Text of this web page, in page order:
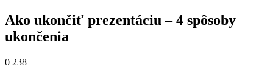
Ako ukončiť prezentáciu – 4 spôsoby
ukončenia
0 238